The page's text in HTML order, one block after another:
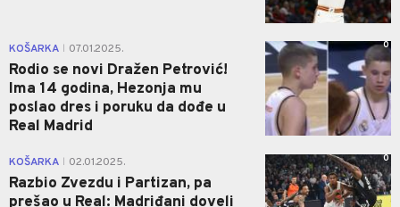
KOŠARKA 07.01.2025.
Rodio se novi Dražen Petrović!
Ima 14 godina, Hezonja mu
poslao dres i poruku da dođe u
Real Madrid
0
KOŠARKA 02.01.2025.
Razbio Zvezdu i Partizan, pa
prešao u Real: Madriđani doveli
0